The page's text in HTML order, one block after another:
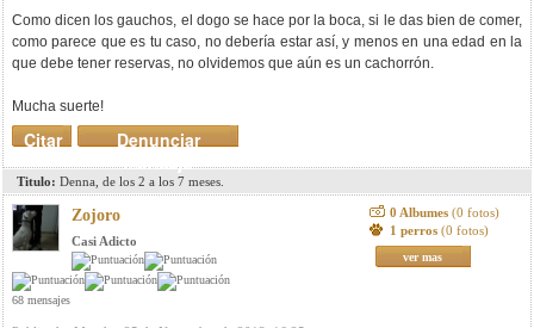
Como dicen los gauchos, el dogo se hace por la boca, si le das bien de comer,
como parece que es tu caso, no debería estar así, y menos en una edad en la
que debe tener reservas, no olvidemos que aún es un cachorrón.
Mucha suerte!
Denunciar
mensaje
Citar
Titulo: Denna, de los 2 a los 7 meses.
Zojoro
Casi Adicto
68 mensajes
0 Albumes (0 fotos)
1 perros (0 fotos)
ver mas